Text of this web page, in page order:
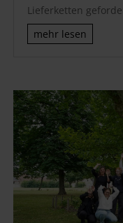
Lieferketten
mehr lesen